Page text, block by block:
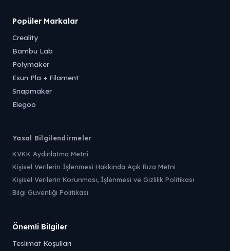
Popüler Markalar
Creality
Bambu Lab
Polymaker
Esun Pla + Filament
Snapmaker
Elegoo
Yasal Bilgilendirmeler
KVKK Aydınlatma Metni
Kişisel Verilerin İşlenmesi Hakkında Açık Rıza Metni
Kişisel Verilerin Korunması, İşlenmesi ve Gizlilik Politikası
Bilgi Güvenliği Politikası
Önemli Bilgiler
Teslimat Koşulları